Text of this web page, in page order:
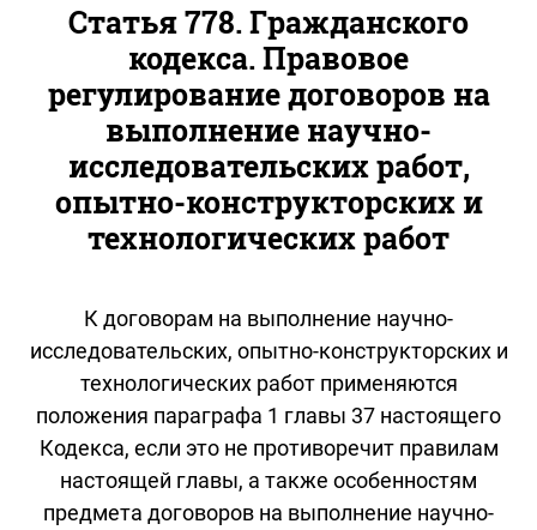
Статья 778. Гражданского
кодекса. Правовое
регулирование договоров на
выполнение научно-
исследовательских работ,
опытно-конструкторских и
технологических работ
К договорам на выполнение научно-
исследовательских, опытно-конструкторских и
технологических работ применяются
положения параграфа 1 главы 37 настоящего
Кодекса, если это не противоречит правилам
настоящей главы, а также особенностям
предмета договоров на выполнение научно-